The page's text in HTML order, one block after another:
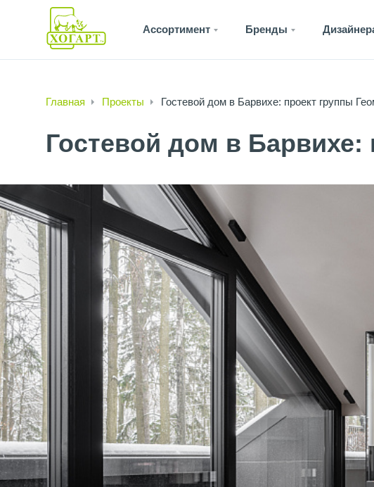
Ассортимент Бренды
Главная Проекты Гостевой дом в Барвихе: проект группы
Гостевой дом в Барвихе: